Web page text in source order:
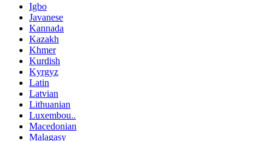
Igbo
Javanese
Kannada
Kazakh
Khmer
Kurdish
Kyrgyz
Latin
Latvian
Lithuanian
Luxembou..
Macedonian
Malagasy